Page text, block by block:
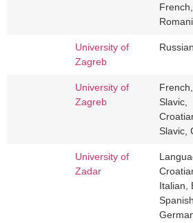
University of
Zagreb
Russian
University of
Zagreb
Slavic,
Slavic,
University of
Zadar
Italian,
Spanish,